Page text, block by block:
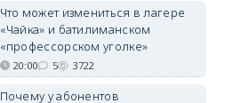
Что может измениться в лагере
«Чайка» и батилиманском
«профессорском уголке»
20:00 5 3722
Почему у абонентов